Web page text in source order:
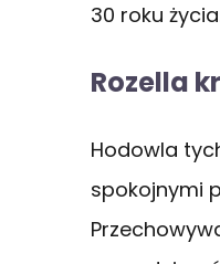
30 roku
Rozella
Hodowla
spokojnymi